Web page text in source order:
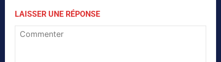
LAISSER UNE RÉPONSE